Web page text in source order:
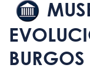
BURGOS